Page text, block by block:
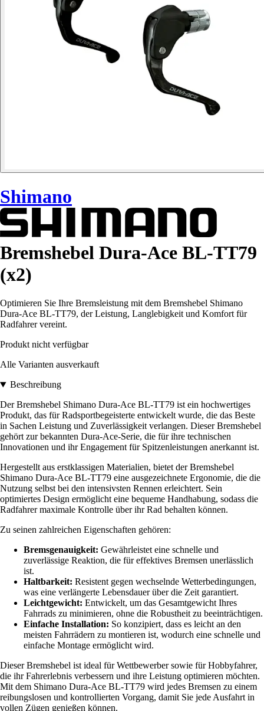
Shimano
Bremshebel Dura-Ace BL-TT79
(x2)
Optimieren Sie Ihre Bremsleistung mit dem Bremshebel Shimano
Dura-Ace BL-TT79, der Leistung, Langlebigkeit und Komfort für
Radfahrer vereint.
Produkt nicht verfügbar
Alle Varianten ausverkauft
Beschreibung
Der Bremshebel Shimano Dura-Ace BL-TT79 ist ein hochwertiges
Produkt, das für Radsportbegeisterte entwickelt wurde, die das Beste
in Sachen Leistung und Zuverlässigkeit verlangen. Dieser Bremshebel
gehört zur bekannten Dura-Ace-Serie, die für ihre technischen
Innovationen und ihr Engagement für Spitzenleistungen anerkannt ist.
Hergestellt aus erstklassigen Materialien, bietet der Bremshebel
Shimano Dura-Ace BL-TT79 eine ausgezeichnete Ergonomie, die die
Nutzung selbst bei den intensivsten Rennen erleichtert. Sein
optimiertes Design ermöglicht eine bequeme Handhabung, sodass die
Radfahrer maximale Kontrolle über ihr Rad behalten können.
Zu seinen zahlreichen Eigenschaften gehören:
Bremsgenauigkeit: Gewährleistet eine schnelle und
zuverlässige Reaktion, die für effektives Bremsen unerlässlich
ist.
Haltbarkeit: Resistent gegen wechselnde Wetterbedingungen,
was eine verlängerte Lebensdauer über die Zeit garantiert.
Leichtgewicht: Entwickelt, um das Gesamtgewicht Ihres
Fahrrads zu minimieren, ohne die Robustheit zu beeinträchtigen.
Einfache Installation: So konzipiert, dass es leicht an den
meisten Fahrrädern zu montieren ist, wodurch eine schnelle und
einfache Montage ermöglicht wird.
Dieser Bremshebel ist ideal für Wettbewerber sowie für Hobbyfahrer,
die ihr Fahrerlebnis verbessern und ihre Leistung optimieren möchten.
Mit dem Shimano Dura-Ace BL-TT79 wird jedes Bremsen zu einem
reibungslosen und kontrollierten Vorgang, damit Sie jede Ausfahrt in
vollen Zügen genießen können.